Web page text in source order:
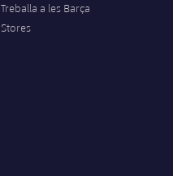
Treballa a les Barça
Stores